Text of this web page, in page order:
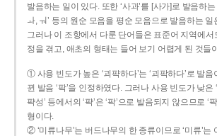
발음하는 일이 있다. 또한 ‘사과’를 [사가]로 발음하
ㅘ, ㅝ’ 등의 원순 모음을 평순 모음으로 발음하는
그러나 이 조항에서 다룬 단어들은 표준어 지역에
정을 겪고, 애초의 형태는 들어 보기 어렵게 된 것들
① 사용 빈도가 높은 ‘괴퍅하다’는 ‘괴팍하다’로 발
뀐 발음 ‘팍’을 인정하였다. 그러나 사용 빈도가 낮은
퍅성’ 등에서의 ‘퍅’은 ‘팍’으로 발음되지 않으므로 ‘
형이다.
② ‘미류나무’는 버드나무의 한 종류이므로 ‘미류’는